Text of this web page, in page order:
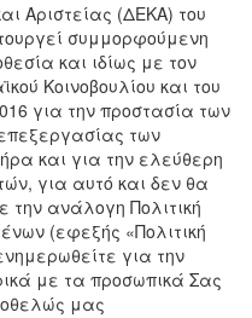
Αριστείας (ΔΕΚΑ) του
συμμορφούμενη
και ιδίως με τον
Κοινοβουλίου και του
για την προστασία των
των
και για την ελεύθερη
για αυτό και δεν θα
ανάλογη Πολιτική
(εφεξής «Πολιτική
για την
με τα προσωπικά Σας
μας